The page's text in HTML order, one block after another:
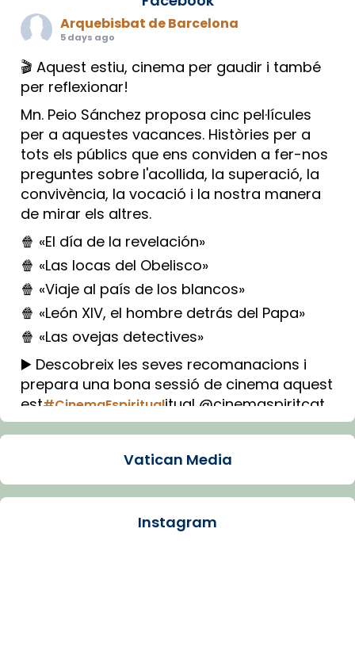
Arquebisbat de Barcelona
5 days ago
🎬 Aquest estiu, cinema per gaudir i també
per reflexionar!
Mn. Peio Sánchez proposa cinc pel·lícules
per a aquestes vacances. Històries per a
tots els públics que ens conviden a fer-nos
preguntes sobre l'acollida, la superació, la
convivència, la vocació i la nostra manera
de mirar els altres.
🍿 «El día de la revelación»
🍿 «Las locas del Obelisco»
🍿 «Viaje al país de los blancos»
🍿 «León XIV, el hombre detrás del Papa»
🍿 «Las ovejas detectives»
▶️ Descobreix les seves recomanacions i
prepara una bona sessió de cinema aquest
est#CinemaEspiritualitual @cinemaspiritcat
Imatge: Generada amb IA (OpenAI)
Arquebisbat de Barcelona
Vatican Media
Instagram